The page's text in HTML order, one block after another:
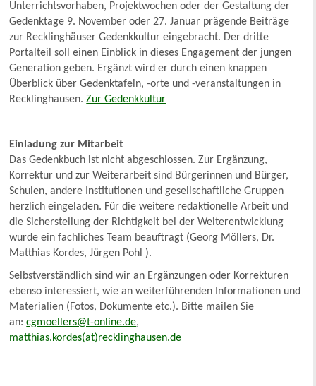
Unterrichtsvorhaben, Projektwochen oder der Gestaltung der
Gedenktage 9. November oder 27. Januar prägende Beiträge
zur Recklinghäuser Gedenkkultur eingebracht. Der dritte
Portalteil soll einen Einblick in dieses Engagement der jungen
Generation geben. Ergänzt wird er durch einen knappen
Überblick über Gedenktafeln, -orte und -veranstaltungen in
Recklinghausen.Zur Gedenkkultur
Einladung zur Mitarbeit
Das Gedenkbuch ist nicht abgeschlossen. Zur Ergänzung,
Korrektur und zur Weiterarbeit sind Bürgerinnen und Bürger,
Schulen, andere Institutionen und gesellschaftliche Gruppen
herzlich eingeladen. Für die weitere redaktionelle Arbeit und
die Sicherstellung der Richtigkeit bei der Weiterentwicklung
wurde ein fachliches Team beauftragt (Georg Möllers, Dr.
Matthias Kordes, Jürgen Pohl ).
Selbstverständlich sind wir an Ergänzungen oder Korrekturen
ebenso interessiert, wie an weiterführenden Informationen und
Materialien (Fotos, Dokumente etc.). Bitte mailen Sie
an:cgmoellers@t-online.de,
matthias.kordes(at)recklinghausen.de